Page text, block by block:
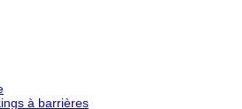
à barrières